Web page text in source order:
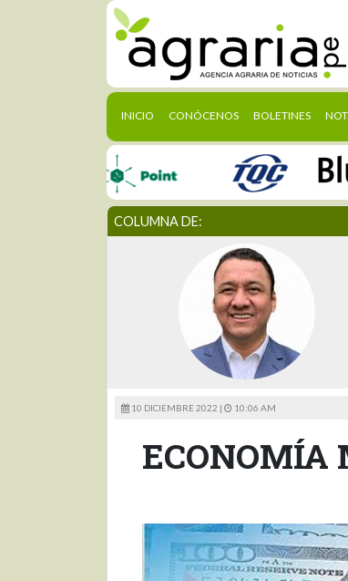
INICIO (CURRENT)
CONÓCENOS BOLETINES
COLUMNA DE:
10 DICIEMBRE 2022 | 10:06 AM
ECONOMÍA